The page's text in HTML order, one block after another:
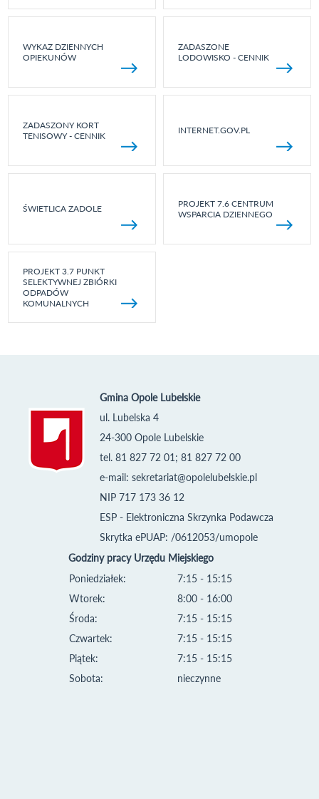
WYKAZ DZIENNYCH
OPIEKUNÓW
ZADASZONE
LODOWISKO - CENNIK
ZADASZONY KORT
TENISOWY - CENNIK
INTERNET.GOV.PL
ŚWIETLICA ZADOLE
PROJEKT 7.6 CENTRUM
WSPARCIA DZIENNEGO
PROJEKT 3.7 PUNKT
SELEKTYWNEJ ZBIÓRKI
ODPADÓW
KOMUNALNYCH
Gmina Opole Lubelskie
ul. Lubelska 4
24-300 Opole Lubelskie
tel. 81 827 72 01; 81 827 72 00
e-mail: sekretariat@opolelubelskie.pl
NIP 717 173 36 12
ESP - Elektroniczna Skrzynka Podawcza
Skrytka ePUAP: /0612053/umopole
Godziny pracy Urzędu Miejskiego
Poniedziałek:
Wtorek:
Środa:
Czwartek:
Piątek:
Sobota:
7:15 - 15:15
8:00 - 16:00
7:15 - 15:15
7:15 - 15:15
7:15 - 15:15
nieczynne